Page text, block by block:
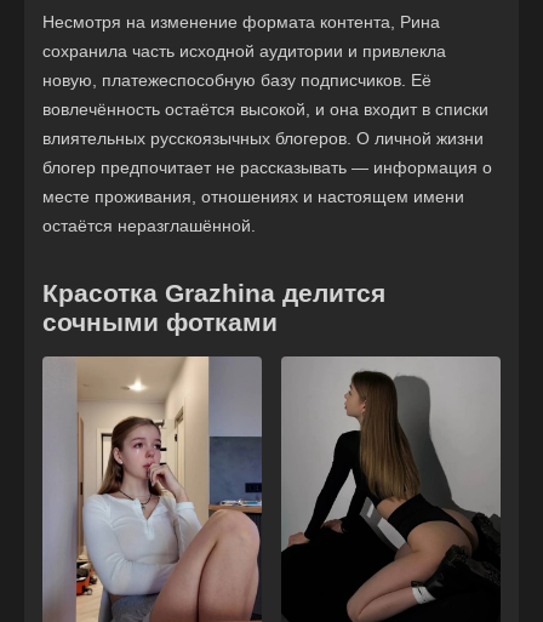
Несмотря на изменение формата контента, Рина
сохранила часть исходной аудитории и привлекла
новую, платежеспособную базу подписчиков. Её
вовлечённость остаётся высокой, и она входит в списки
влиятельных русскоязычных блогеров. О личной жизни
блогер предпочитает не рассказывать — информация о
месте проживания, отношениях и настоящем имени
остаётся неразглашённой.
Красотка Grazhina делится
сочными фотками